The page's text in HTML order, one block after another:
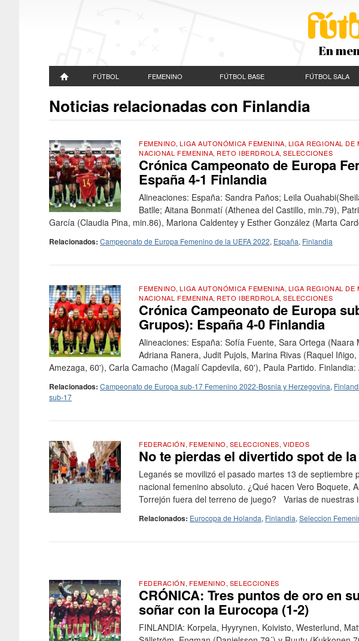
En
FÚTBOL FEMENINO FÚTBOL BASE FÚTBOL SALA
Noticias relacionadas con Finlandia
FEMENINO,LIGA AUTONÓMICA FEMENINA, LIGA REGIONAL DE
NACIONAL FEMENINA, RETO IBERDROLA,SELECCIONES
Crónica Campeonato de Europa
España 4-1 Finlandia
Alineaciones: España: Sandra Paños; Leila
Batlle; Aitana Bonmatí (Athenea del Castillo, min.79),
García (Claudia Pina, min.86), Mariona Caldentey y Esther González (Marta
Relacionados: Campeonato de Europa Femenino de la UEFA 2022, España, Finlandia
FEMENINO,LIGA AUTONÓMICA FEMENINA, LIGA REGIONAL DE
NACIONAL FEMENINA, RETO IBERDROLA,SELECCIONES
Crónica Campeonato de Europa
Grupos): España 4-0 Finlandia
Alineaciones: España: Sofía Fuente, Sara Ortega
Adriana Ranera, Judit Pujols, Marina Rivas (Raquel
Amezaga, 60'), Carla Camacho (Magalí Capdevila, 60'), Paula Partido. Finlandia:
Relacionados: Campeonato de Europa sub-17 Femenino 2022-Bosnia y Herzegovina,
sub-17
FEDERACIÓN, FEMENINO, SELECCIONES, VIDEOS
No te pierdas el divertido spot de
Leganés se movilizó el pasado martes 13 de
nacional femenino absoluto. ¿Qué hacen Vero Boquete,
Torrejón fuera del terreno de juego? Varias de nuestras
Relacionados: Eurocopa de Holanda, Finlandia, Seleccion
FEDERACIÓN, FEMENINO, SELECCIONES
CRÓNICA: Tres puntos de oro en
soñar con la Eurocopa (1-2)
FINLANDIA: Korpela, Hyyrynen, Koivisto, Westerlund,